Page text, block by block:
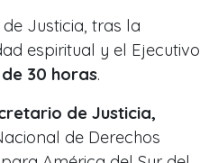
Justicia, tras la
espiritual y el Ejecutivo,
30 horas.
de Justicia,
de Derechos